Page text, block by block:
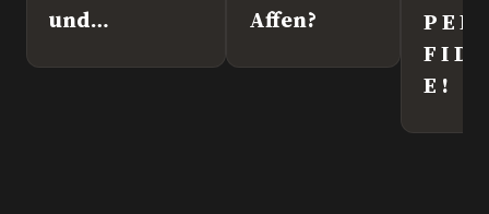
und
Affen?
P E R
F I D
E !